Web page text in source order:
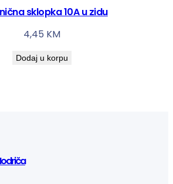
sklopka 10A u zidu
4,45 KM
Dodaj u korpu